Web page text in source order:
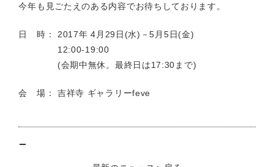
今年も見ごたえのある内容でお待ちしております。
日 時： 2017年 4月29日(水)－5月5日(金)
12:00-19:00
(会期中無休。最終日は17:30まで)
会 場： 吉祥寺 ギャラリーfeve